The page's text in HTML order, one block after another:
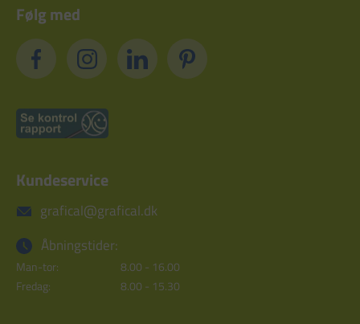
Følg med
Kundeservice
grafical@grafical.dk
Åbningstider:
Man-tor:
8.00 - 16.00
Fredag:
8.00 - 15.30